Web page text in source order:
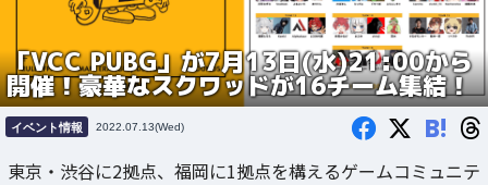
「VCC PUBG」が7月13日(水)21:00から
開催！豪華なスクワッドが16チーム集結！
イベント情報 2022.07.13(Wed) B!
東京・渋谷に2拠点、福岡に1拠点を構えるゲームコミュニテ